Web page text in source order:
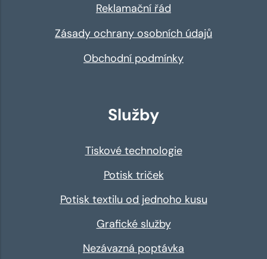
Reklamační řád
Zásady ochrany osobních údajů
Obchodní podmínky
Služby
Tiskové technologie
Potisk triček
Potisk textilu od jednoho kusu
Grafické služby
Nezávazná poptávka